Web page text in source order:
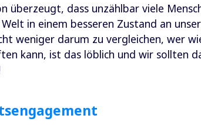
überzeugt, dass unzählbar viele
in einem besseren Zustand an
weniger darum zu vergleichen, wer
kann, ist das löblich und wir sollten